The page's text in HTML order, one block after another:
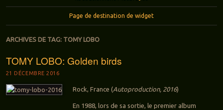
Page de destination de widget
ARCHIVES DE TAG: TOMY LOBO
TOMY LOBO: Golden birds
21 DÉCEMBRE 2016
Rock, France (Autoproduction, 2016)
En 1988, lors de sa sortie, le premier album